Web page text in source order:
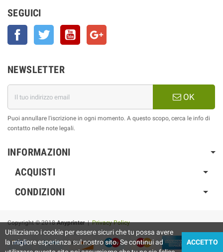
SEGUICI
Facebook Twitter YouTube
NEWSLETTER
OK
Puoi annullare l'iscrizione in ogni momento. A questo scopo, cerca le info di
contatto nelle note legali.
INFORMAZIONI
ACQUISTI
CONDIZIONI
Copyright © 2018Anyprinter|Privacy Policy
Utilizziamo i cookie per essere sicuri che tu possa avere
la migliore esperienza sul nostro sito. Se continui ad
ACCETTO